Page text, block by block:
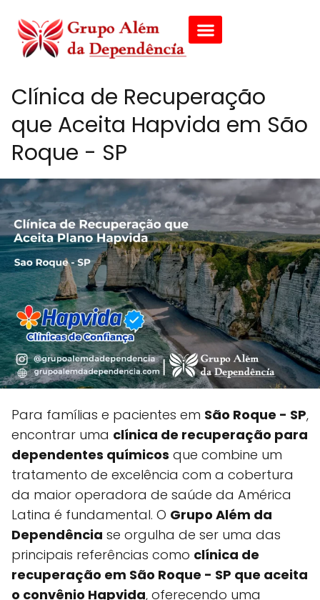
Clínica de Recuperação
que Aceita Hapvida em São
Roque - SP
Para famílias e pacientes em São Roque - SP,
encontrar uma clínica de recuperação para
dependentes químicos que combine um
tratamento de excelência com a cobertura
da maior operadora de saúde da América
Latina é fundamental. O Grupo Além da
Dependência se orgulha de ser uma das
principais referências como clínica de
recuperação em São Roque - SP que aceita
o convênio Hapvida, oferecendo uma